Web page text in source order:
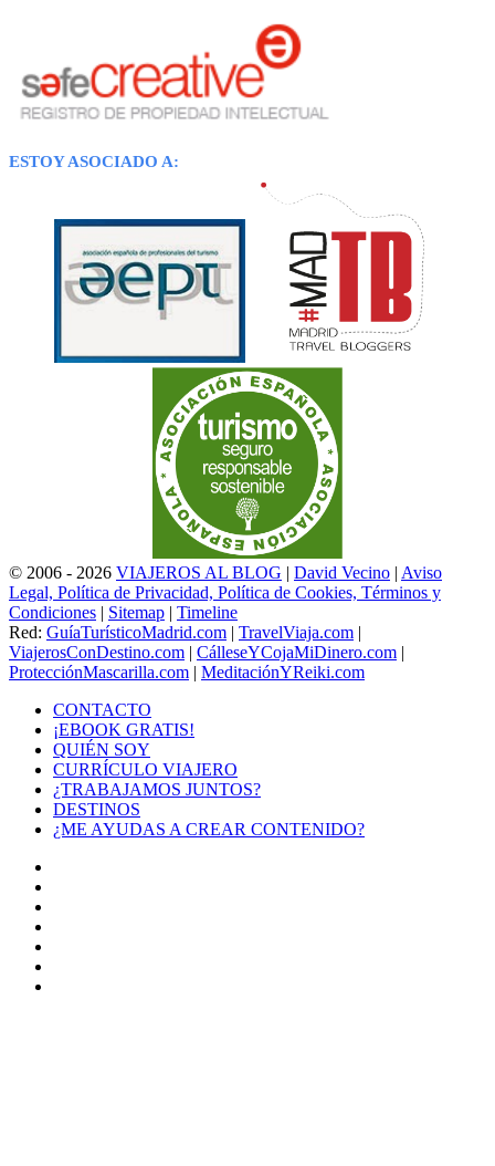
ESTOY ASOCIADO A:
© 2006 - 2026 VIAJEROS AL BLOG | David Vecino | Aviso
Legal, Política de Privacidad, Política de Cookies, Términos y
Condiciones | Sitemap | Timeline
Red: GuíaTurísticoMadrid.com | TravelViaja.com |
ViajerosConDestino.com | CálleseYCojaMiDinero.com |
ProtecciónMascarilla.com | MeditaciónYReiki.com
CONTACTO
¡EBOOK GRATIS!
QUIÉN SOY
CURRÍCULO VIAJERO
¿TRABAJAMOS JUNTOS?
DESTINOS
¿ME AYUDAS A CREAR CONTENIDO?